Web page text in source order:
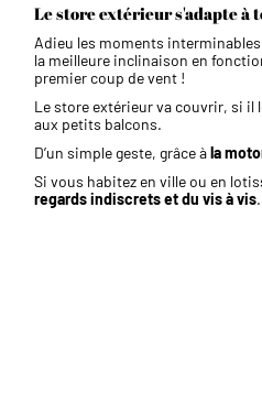
Le store extérieur s'adapte à
Adieu les moments
la meilleure inclinaison en
premier coup de vent !
Le store extérieur va couvrir, si il
aux petits balcons.
D’un simple geste, grâce àla
Si vous habitez en ville ou en
regards indiscrets et du vis à vis.